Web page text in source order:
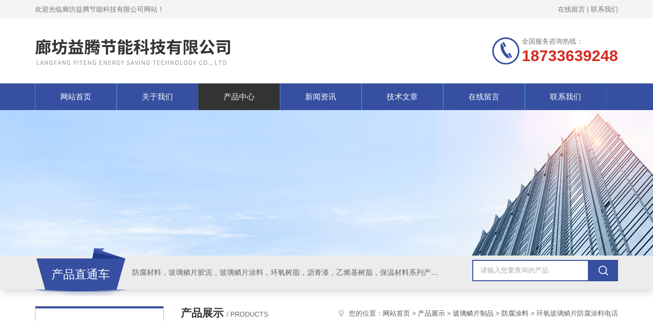
欢迎光临廊坊益腾节能科技有限公司网站！ 在线留言 | 联系我们
全国服务咨询热线：
18733639248
网站首页 关于我们 产品中心 新闻资讯 技术文章 在线留言 联系我们
产品直通车 防腐材料，玻璃鳞片胶泥，玻璃鳞片涂料，环氧树脂，沥青漆，乙烯基树脂，保温材料系列产品。
产品展示 / PRODUCTS 您的位置： 网站首页 > 产品展示 > 玻璃鳞片制品 > 防腐涂料 > 环氧玻璃鳞片防腐涂料电话